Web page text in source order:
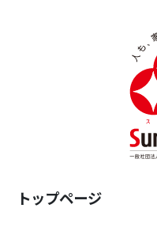
トップページ